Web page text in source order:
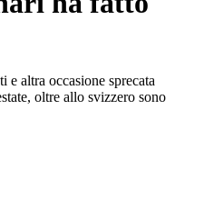
e altra occasione sprecata
oltre allo svizzero sono